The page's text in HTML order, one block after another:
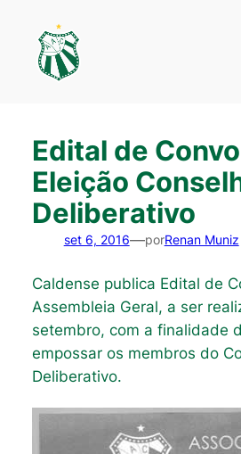
conteúdo
Edital de
Eleição
Deliberativo
set 6, 2016—porRenan Muniz
Caldense publica Edital de
Assembleia Geral, a ser
setembro, com a finalidade
empossar os membros do
Deliberativo.